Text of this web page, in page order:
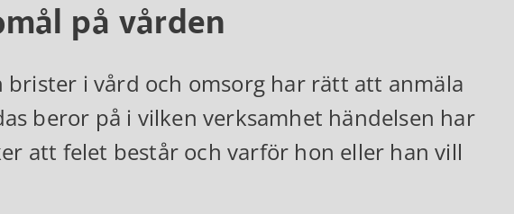
på vården
brister i vård och omsorg har rätt att anmäla
beror på i vilken verksamhet händelsen har
att felet består och varför hon eller han vill